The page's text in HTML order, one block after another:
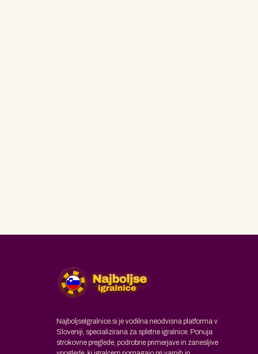
NajboljseIgralnice.si je vodilna neodvisna platforma v
Sloveniji, specializirana za spletne igralnice. Ponuja
strokovne preglede, podrobne primerjave in zanesljive